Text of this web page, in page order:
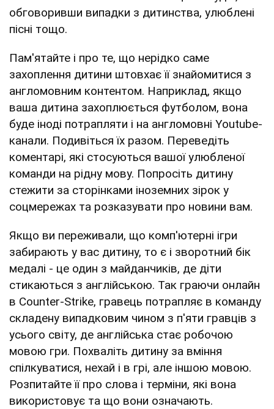
обговоривши випадки з дитинства, улюблені
пісні тощо.
Пам'ятайте і про те, що нерідко саме
захоплення дитини штовхає її знайомитися з
англомовним контентом. Наприклад, якщо
ваша дитина захоплюється футболом, вона
буде іноді потрапляти і на англомовні Youtube-
канали. Подивіться їх разом. Переведіть
коментарі, які стосуються вашої улюбленої
команди на рідну мову. Попросіть дитину
стежити за сторінками іноземних зірок у
соцмережах та розказувати про новини вам.
Якщо ви переживали, що комп'ютерні ігри
забирають у вас дитину, то є і зворотний бік
медалі - це один з майданчиків, де діти
стикаються з англійською. Так граючи онлайн
в Counter-Strike, гравець потрапляє в команду
складену випадковим чином з п'яти гравців з
усього світу, де англійська стає робочою
мовою гри. Похваліть дитину за вміння
спілкуватися, нехай і в грі, але іншою мовою.
Розпитайте її про слова і терміни, які вона
використовує та що вони означають.